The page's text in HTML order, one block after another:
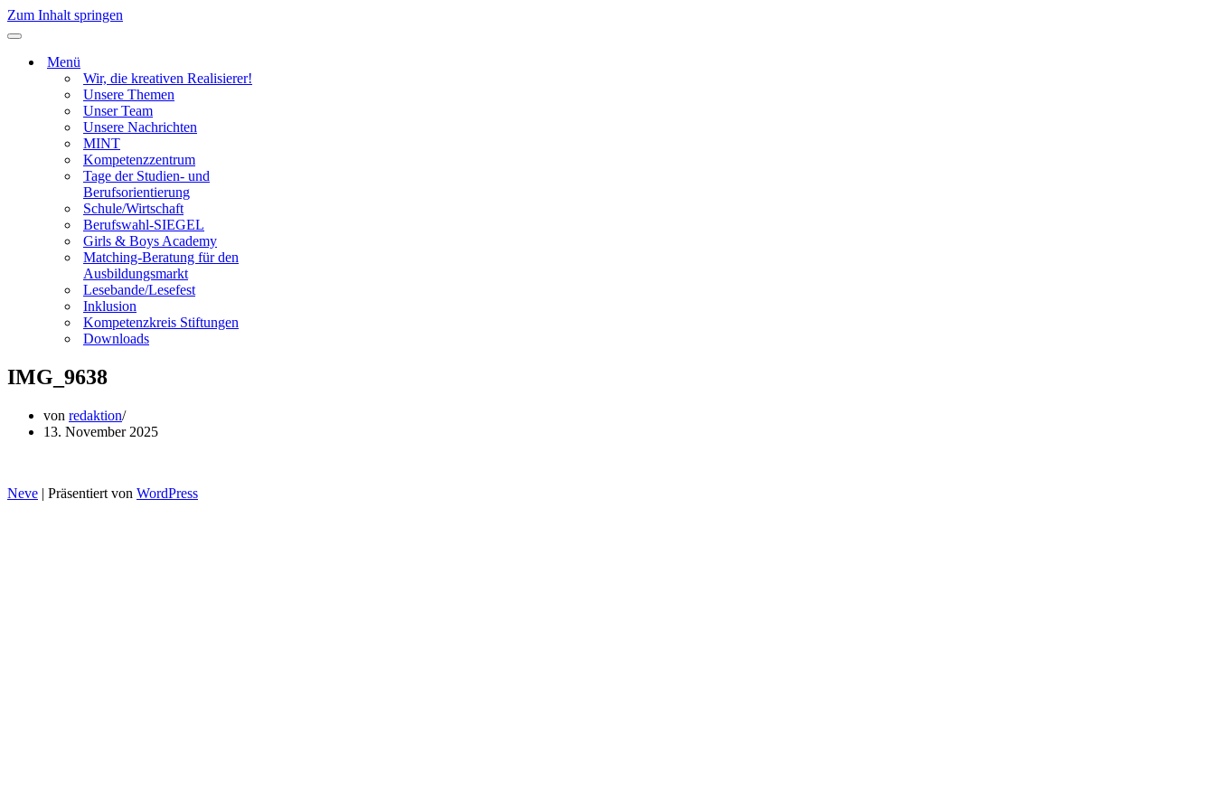
Zum Inhalt springen
Navigationsmenü
Menü
Wir, die kreativen Realisierer!
Unsere Themen
Unser Team
Unsere Nachrichten
MINT
Kompetenzzentrum
Tage der Studien- und
Berufsorientierung
Schule/Wirtschaft
Berufswahl-SIEGEL
Girls & Boys Academy
Matching-Beratung für den
Ausbildungsmarkt
Lesebande/Lesefest
Inklusion
Kompetenzkreis Stiftungen
Downloads
IMG_9638
von redaktion
13. November 2025
Neve | Präsentiert von WordPress